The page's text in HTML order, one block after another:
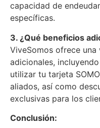
capacidad de
específicas.
3. ¿Qué beneficios
ViveSomos ofrece
adicionales,
utilizar tu tarjeta
aliados, así como
exclusivas para los
Conclusión: